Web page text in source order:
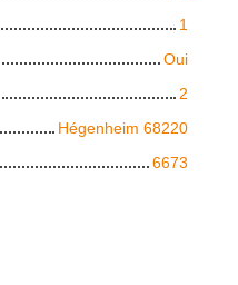
1
Oui
2
Hégenheim 68220
6673